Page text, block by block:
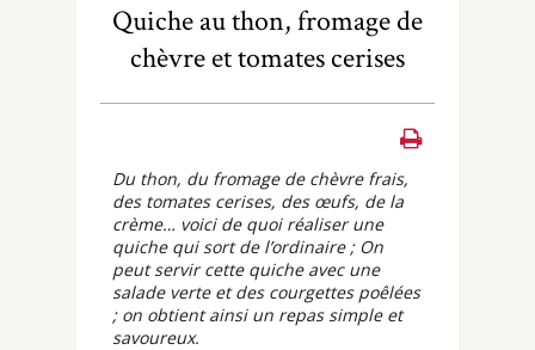
Quiche au thon, fromage de
chèvre et tomates cerises
Du thon, du fromage de chèvre frais,
des tomates cerises, des œufs, de la
crème… voici de quoi réaliser une
quiche qui sort de l’ordinaire ; On
peut servir cette quiche avec une
salade verte et des courgettes poêlées
; on obtient ainsi un repas simple et
savoureux.